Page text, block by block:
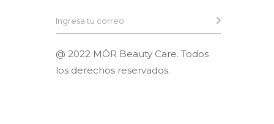
@ 2022 MÖR Beauty Care. Todos
los derechos reservados.